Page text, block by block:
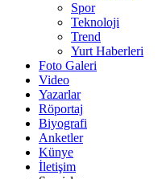
Spor
Teknoloji
Trend
Yurt Haberleri
Foto Galeri
Video
Yazarlar
Röportaj
Biyografi
Anketler
Künye
İletişim